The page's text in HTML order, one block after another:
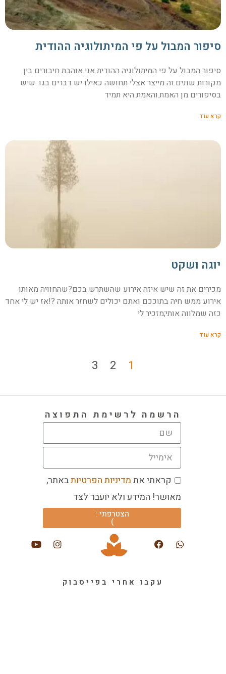
סיפור המבול על פי המיתולוגיה ההודית
סיפור המבול על פי המיתולוגיה ההודית אני אוהבת חיבורים בין
מקורות שונים.זה מייצר אצלי תחושה כאילו יש דברים בגו. שיש
בסיפורים מן האמת.והאמת היא תמיד
קרא עוד
יוגה ושקט
מכירים את זה שיש איזה אירוע שהשתרש בכם?שהחוויה מאותו
אירוע ממש חיה בתוככם ואתם יכולים לשחזר אותה ?!אז יש לי אחד
כזה שמלווה אותי;מזכיר לי
קרא עוד
1
2
3
הרשמה לרשימת התפוצה
קראתי אתמדיניות הפרטיותבאתר,
מאושר! המידע ולא יועבר לצד
הצטרפתי :
)
עקבו אחרי בפייסבוק